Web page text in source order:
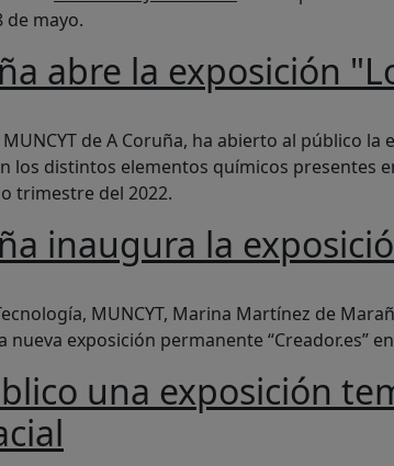
de mayo.
abre la exposición
de A Coruña, ha abierto al público
distintos elementos químicos presentes
trimestre del 2022.
inaugura la
MUNCYT, Marina Martínez de
nueva exposición permanente “Creador.es”
una exposición